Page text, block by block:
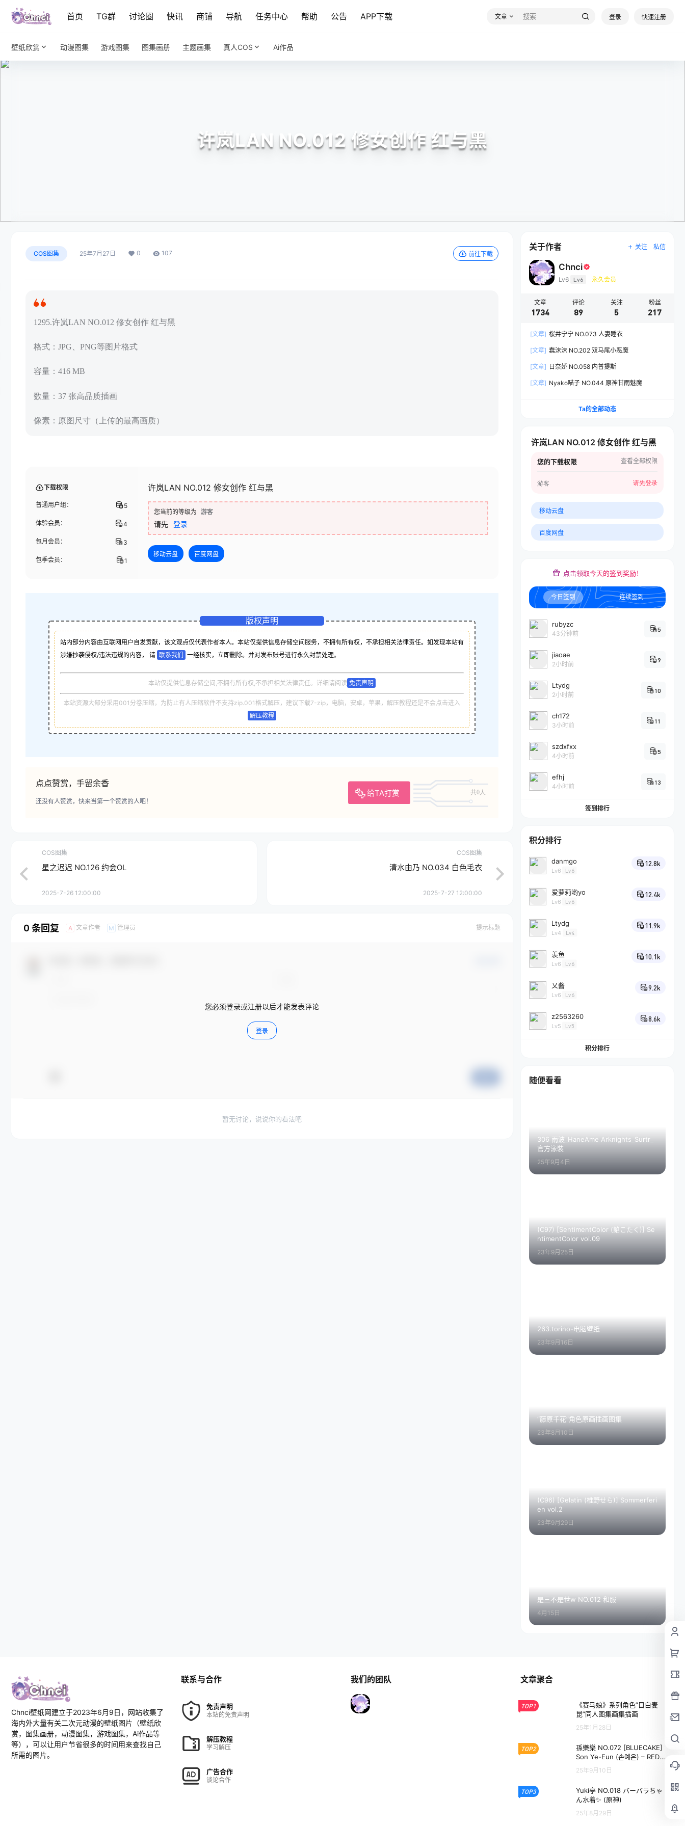
首页 TG群 讨论圈 快讯 商铺 导航 任务中心 帮助 公告 APP下载 文章 登录 快速注册
壁纸欣赏 动漫图集 游戏图集 图集画册 主题画集 真人COS Ai作品
许岚LAN NO.012 修女创作 红与黑
COS图集 25年7月27日 0 107 前往下载
1295.许岚LAN NO.012 修女创作 红与黑
格式：JPG、PNG等图片格式
容量：416 MB
数量：37 张高品质插画
像素：原图尺寸（上传的最高画质）
下载权限
普通用户组： 5
体验会员： 4
包月会员： 3
包季会员： 1
许岚LAN NO.012 修女创作 红与黑
您当前的等级为 游客
请先 登录
移动云盘 百度网盘
版权声明
站内部分内容由互联网用户自发贡献，该文观点仅代表作者本人。本站仅提供信息存储空间服务，不拥有所有权，不承担相关法律责任。如发现本站有
涉嫌抄袭侵权/违法违规的内容， 请 联系我们 一经核实，立即删除。并对发布账号进行永久封禁处理。
本站仅提供信息存储空间,不拥有所有权,不承担相关法律责任。详细请阅读 免责声明
本站资源大部分采用001分卷压缩，为防止有人压缩软件不支持zip.001格式解压，建议下载7-zip，电脑，安卓，苹果，解压教程还是不会点击进入
解压教程
点点赞赏，手留余香
给TA打赏 共0人
还没有人赞赏，快来当第一个赞赏的人吧！
COS图集
星之迟迟 NO.126 约会OL
2025-7-26 12:00:00
COS图集
清水由乃 NO.034 白色毛衣
2025-7-27 12:00:00
0 条回复 A 文章作者 M 管理员 提示标题
您必须登录或注册以后才能发表评论
登录
暂无讨论，说说你的看法吧
关于作者 关注 私信
Chnci
Lv6 Lv6 永久会员
文章
1734
评论
89
关注
5
粉丝
217
[文章] 桜井宁宁 NO.073 人妻睡衣
[文章] 蠢沫沫 NO.202 双马尾小恶魔
[文章] 日奈娇 NO.058 内普提斯
[文章] Nyako喵子 NO.044 原神甘雨魅魔
Ta的全部动态
许岚LAN NO.012 修女创作 红与黑
您的下载权限 查看全部权限
游客 请先登录
移动云盘
百度网盘
点击领取今天的签到奖励！
今日签到 连续签到
rubyzc
43分钟前
5
jiaoae
2小时前
9
Ltydg
2小时前
10
ch172
3小时前
11
szdxfxx
4小时前
5
efhj
4小时前
13
签到排行
积分排行
danmgo
Lv6 Lv6
12.8k
爱萝莉哟yo
Lv6 Lv6
12.4k
Ltydg
Lv4 Lv4
11.9k
羡鱼
Lv6 Lv6
10.1k
乂酱
Lv6 Lv6
9.2k
z2563260
Lv5 Lv5
8.6k
积分排行
随便看看
306 雨波_HaneAme Arknights_Surtr_
官方泳裝
25年9月4日
(C97) [SentimentColor (餡こたく)] Se
ntimentColor vol.09
23年9月25日
263.torino-电脑壁纸
23年9月16日
“藤原千花”角色原画插画图集
23年8月10日
(C96) [Gelatin (椎野せら)] Sommerferi
en vol.2
23年9月29日
是三不是世w NO.012 和服
4月15日
Chnci壁纸网建立于2023年6月9日，网站收集了
海内外大量有关二次元动漫的壁纸图片（壁纸欣
赏，图集画册，动漫图集，游戏图集，Ai作品等
等），可以让用户节省很多的时间用来查找自己
所需的图片。
联系与合作
免责声明
本站的免责声明
解压教程
学习解压
广告合作
谈论合作
我们的团队 文章聚合
TOP1
《赛马娘》系列角色”目白麦
昆”同人图集画集插画
25年1月28日
TOP2
孫樂樂 NO.072 [BLUECAKE]
Son Ye-Eun (손예은) – RED
ONI
25年9月10日
TOP3
Yuki亭 NO.018 バーバラちゃ
ん水着✨ (原神)
25年8月29日